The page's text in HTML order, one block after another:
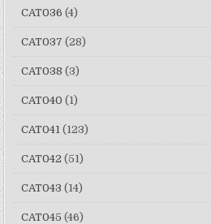
CAT036 (4)
CAT037 (28)
CAT038 (3)
CAT040 (1)
CAT041 (123)
CAT042 (51)
CAT043 (14)
CAT045 (46)